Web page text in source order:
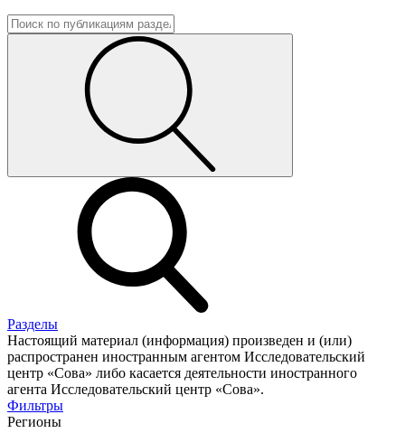
Разделы
Настоящий материал (информация) произведен и (или)
распространен иностранным агентом Исследовательский
центр «Сова» либо касается деятельности иностранного
агента Исследовательский центр «Сова».
Фильтры
Регионы